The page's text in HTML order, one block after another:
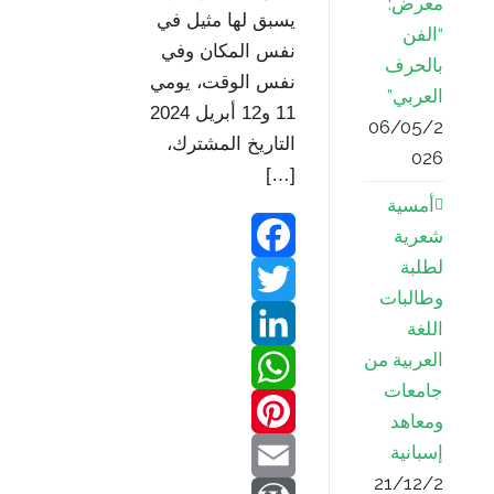
يسبق لها مثيل في
نفس المكان وفي
نفس الوقت، يومي
11 و12 أبريل 2024
التاريخ المشترك،
[…]
F
a
c
e
b
T
w
L
n
W
h
P
“الفن
بالحرف
العربي”
06/05/2
026
أمسية
شعرية
لطلبة
وطالبات
اللغة
العربية من
جامعات
ومعاهد
إسبانية
21/12/2